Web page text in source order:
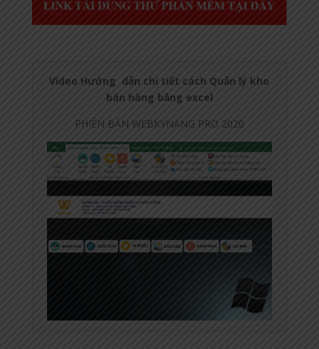
Video Hướng dẫn chi tiết cách Quản lý kho
bán hàng bằng excel
PHIÊN BẢN WEBKYNANG PRO 2020